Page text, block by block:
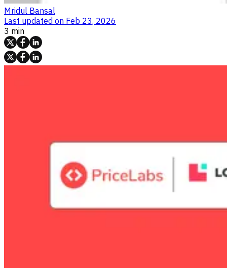
Mridul Bansal
Last updated on Feb 23, 2026
3 min